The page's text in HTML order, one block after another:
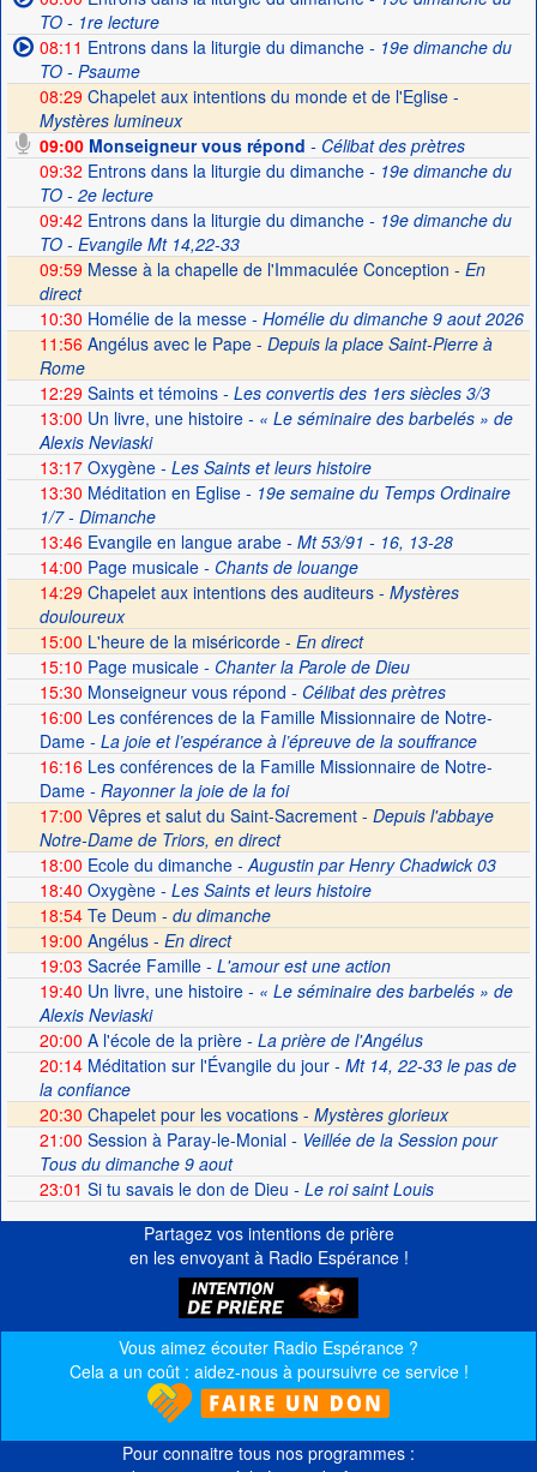
TO - 1re lecture
08:11 Entrons dans la liturgie du dimanche- 19e dimanche du
TO - Psaume
08:29 Chapelet aux intentions du monde et de l'Eglise -
Mystères lumineux
09:00Monseigneur vous répond - Célibat des prètres
09:32 Entrons dans la liturgie du dimanche- 19e dimanche du
TO - 2e lecture
09:42 Entrons dans la liturgie du dimanche- 19e dimanche du
TO - Evangile Mt 14,22-33
09:59 Messe à la chapelle de l'Immaculée Conception - En
direct
10:30 Homélie de la messe- Homélie du dimanche 9 aout 2026
11:56 Angélus avec le Pape - Depuis la place Saint-Pierre à
Rome
12:29Saints et témoins- Les convertis des 1ers siècles 3/3
13:00 Un livre, une histoire- « Le séminaire des barbelés » de
Alexis Neviaski
13:17Oxygène- Les Saints et leurs histoire
13:30 Méditation en Eglise- 19e semaine du Temps Ordinaire
1/7 - Dimanche
13:46Evangile en langue arabe- Mt 53/91 - 16, 13-28
14:00 Page musicale- Chants de louange
14:29 Chapelet aux intentions des auditeurs - Mystères
douloureux
15:00 L'heure de la miséricorde - En direct
15:10 Page musicale- Chanter la Parole de Dieu
15:30 Monseigneur vous répond - Célibat des prètres
16:00 Les conférences de la Famille Missionnaire de Notre-
Dame- La joie et l’espérance à l’épreuve de la souffrance
16:16Les conférences de la Famille Missionnaire de Notre-
Dame- Rayonner la joie de la foi
17:00 Vêpres et salut du Saint-Sacrement - Depuis l'abbaye
Notre-Dame de Triors, en direct
18:00 Ecole du dimanche- Augustin par Henry Chadwick 03
18:40 Oxygène- Les Saints et leurs histoire
18:54Te Deum - du dimanche
19:00 Angélus - En direct
19:03 Sacrée Famille- L'amour est une action
19:40 Un livre, une histoire- « Le séminaire des barbelés » de
Alexis Neviaski
20:00 A l'école de la prière- La prière de l'Angélus
20:14Méditation sur l'Évangile du jour- Mt 14, 22-33 le pas de
la confiance
20:30 Chapelet pour les vocations - Mystères glorieux
21:00 Session à Paray-le-Monial- Veillée de la Session pour
Tous du dimanche 9 aout
23:01 Si tu savais le don de Dieu - Le roi saint Louis
Partagez vos intentions de prière
en les envoyant à Radio Espérance !
Vous aimez écouter Radio Espérance ?
Cela a un coût : aidez-nous à poursuivre ce service !
Pour connaitre tous nos programmes :